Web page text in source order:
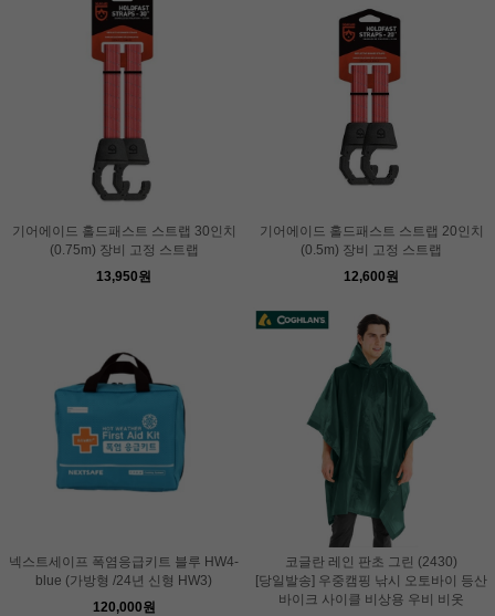
기어에이드 홀드패스트 스트랩 30인치
(0.75m) 장비 고정 스트랩
13,950원
기어에이드 홀드패스트 스트랩 20인치
(0.5m) 장비 고정 스트랩
12,600원
넥스트세이프 폭염응급키트 블루 HW4-
blue (가방형 /24년 신형 HW3)
120,000원
코글란 레인 판초 그린 (2430)
[당일발송] 우중캠핑 낚시 오토바이 등산
바이크 사이클 비상용 우비 비옷